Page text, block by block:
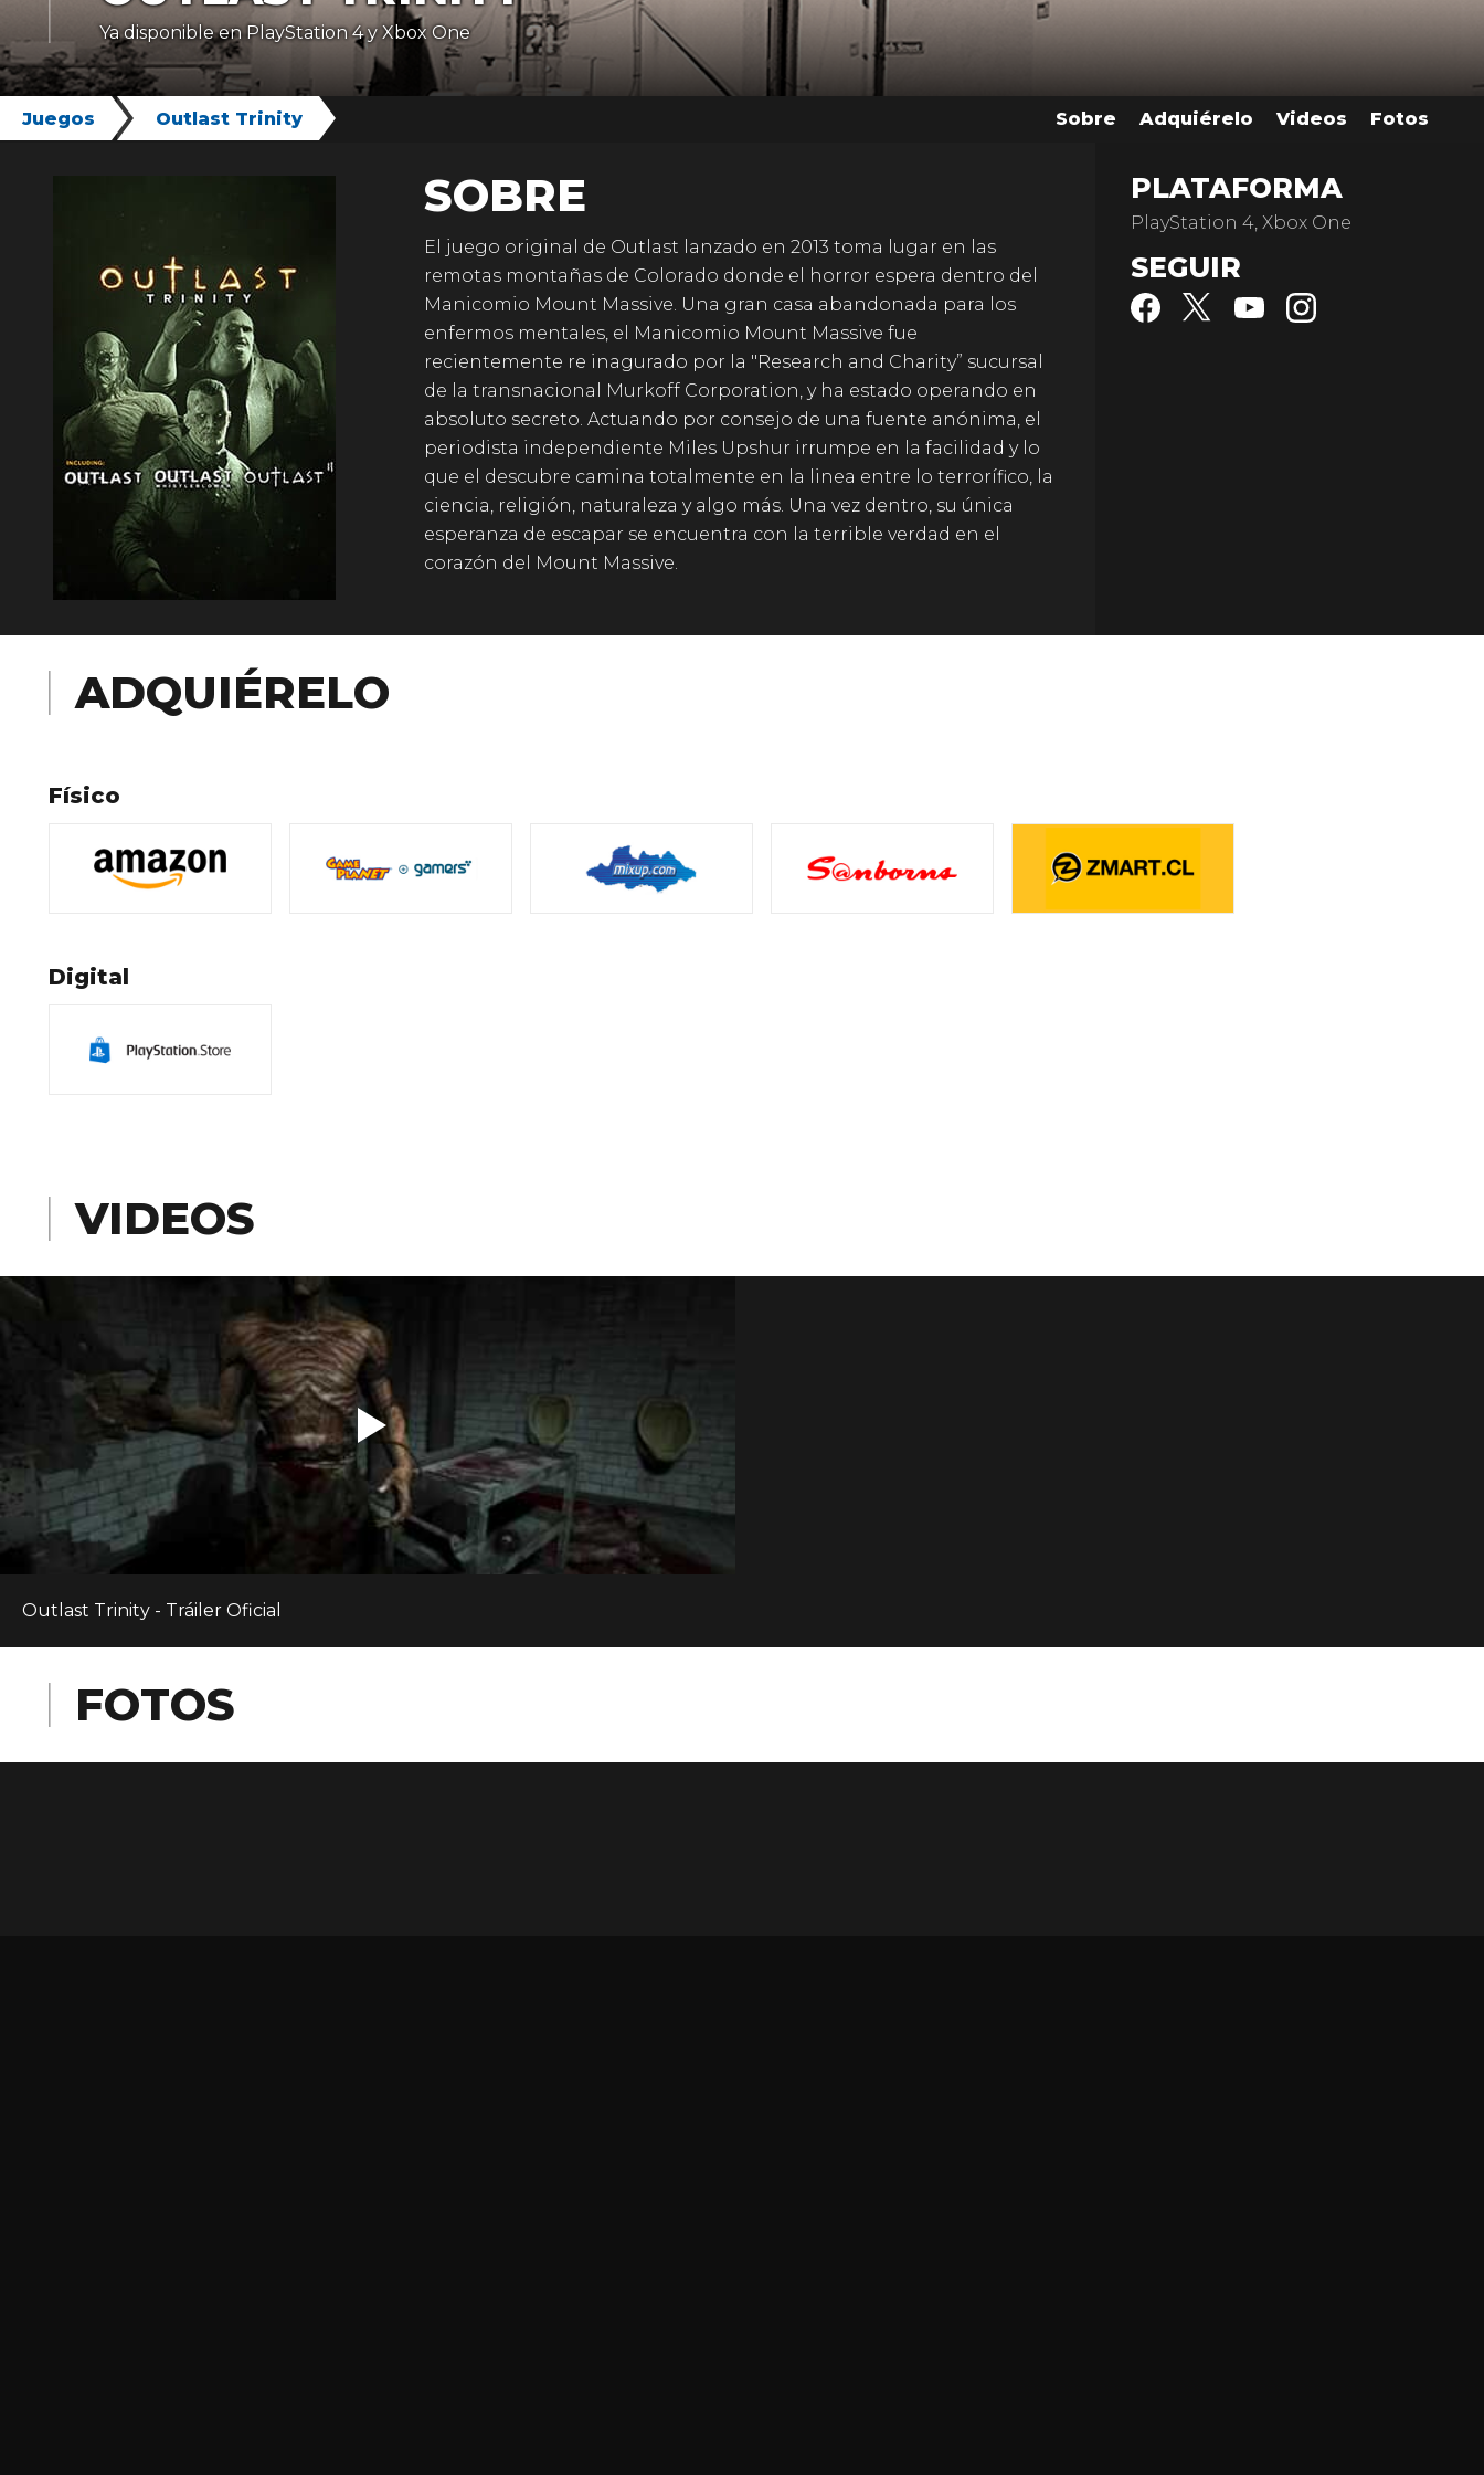
Ya disponible en PlayStation 4 y Xbox One
Juegos Outlast Trinity Sobre Adquiérelo Videos Fotos
SOBRE
El juego original de Outlast lanzado en 2013 toma lugar en las
remotas montañas de Colorado donde el horror espera dentro del
Manicomio Mount Massive. Una gran casa abandonada para los
enfermos mentales, el Manicomio Mount Massive fue
recientemente re inagurado por la "Research and Charity” sucursal
de la transnacional Murkoff Corporation, y ha estado operando en
absoluto secreto. Actuando por consejo de una fuente anónima, el
periodista independiente Miles Upshur irrumpe en la facilidad y lo
que el descubre camina totalmente en la linea entre lo terrorífico, la
ciencia, religión, naturaleza y algo más. Una vez dentro, su única
esperanza de escapar se encuentra con la terrible verdad en el
corazón del Mount Massive.
PLATAFORMA
PlayStation 4, Xbox One
SEGUIR
ADQUIÉRELO
Físico
Digital
VIDEOS
Outlast Trinity - Tráiler Oficial
FOTOS